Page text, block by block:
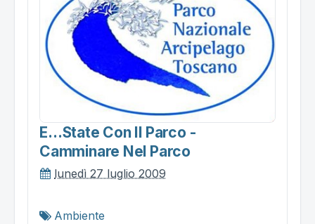
E…state Con Il Parco -
Camminare Nel Parco
lunedì 27 luglio 2009
Ambiente